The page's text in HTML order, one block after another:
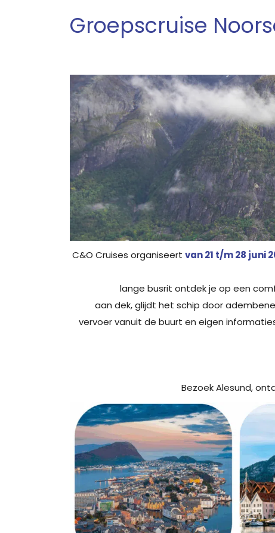
Groepscruise
C&O Cruises organiseert van 21 t/m 28 juni
lange busrit ontdek je op een
aan dek, glijdt het schip door
vervoer vanuit de buurt en eigen
Bezoek Alesund,